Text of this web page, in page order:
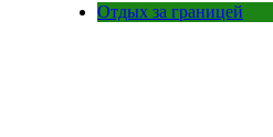
Отдых за границей